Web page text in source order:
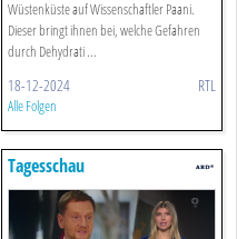
Wüstenküste auf Wissenschaftler Paani.
Dieser bringt ihnen bei, welche Gefahren
durch Dehydrati ...
18-12-2024 RTL
Alle Folgen
Tagesschau